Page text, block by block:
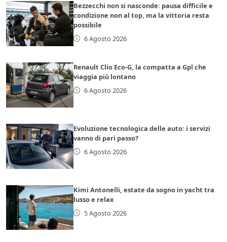
Bezzecchi non si nasconde: pausa difficile e
condizione non al top, ma la vittoria resta
possibile
6 Agosto 2026
Renault Clio Eco-G, la compatta a Gpl che
viaggia più lontano
6 Agosto 2026
Evoluzione tecnologica delle auto: i servizi
vanno di pari passo?
6 Agosto 2026
Kimi Antonelli, estate da sogno in yacht tra
lusso e relax
5 Agosto 2026